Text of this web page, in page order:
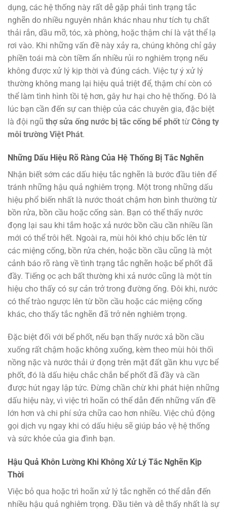
dụng, các hệ thống này rất dễ gặp phải tình trạng tắc
nghẽn do nhiều nguyên nhân khác nhau như tích tụ chất
thải rắn, dầu mỡ, tóc, xà phòng, hoặc thậm chí là vật thể lạ
rơi vào. Khi những vấn đề này xảy ra, chúng không chỉ gây
phiền toái mà còn tiềm ẩn nhiều rủi ro nghiêm trọng nếu
không được xử lý kịp thời và đúng cách. Việc tự ý xử lý
thường không mang lại hiệu quả triệt để, thậm chí còn có
thể làm tình hình tồi tệ hơn, gây hư hại cho hệ thống. Đó là
lúc bạn cần đến sự can thiệp của các chuyên gia, đặc biệt
là đội ngũ thợ sửa ống nước bị tắc cống bể phốt từ Công ty
môi trường Việt Phát.
Những Dấu Hiệu Rõ Ràng Của Hệ Thống Bị Tắc Nghẽn
Nhận biết sớm các dấu hiệu tắc nghẽn là bước đầu tiên để
tránh những hậu quả nghiêm trọng. Một trong những dấu
hiệu phổ biến nhất là nước thoát chậm hơn bình thường từ
bồn rửa, bồn cầu hoặc cống sàn. Bạn có thể thấy nước
đọng lại sau khi tắm hoặc xả nước bồn cầu cần nhiều lần
mới có thể trôi hết. Ngoài ra, mùi hôi khó chịu bốc lên từ
các miệng cống, bồn rửa chén, hoặc bồn cầu cũng là một
cảnh báo rõ ràng về tình trạng tắc nghẽn hoặc bể phốt đã
đầy. Tiếng ọc ạch bất thường khi xả nước cũng là một tín
hiệu cho thấy có sự cản trở trong đường ống. Đôi khi, nước
có thể trào ngược lên từ bồn cầu hoặc các miệng cống
khác, cho thấy tắc nghẽn đã trở nên nghiêm trọng.
Đặc biệt đối với bể phốt, nếu bạn thấy nước xả bồn cầu
xuống rất chậm hoặc không xuống, kèm theo mùi hôi thối
nồng nặc và nước thải ứ đọng trên mặt đất gần khu vực bể
phốt, đó là dấu hiệu chắc chắn bể phốt đã đầy và cần
được hút ngay lập tức. Đừng chần chừ khi phát hiện những
dấu hiệu này, vì việc trì hoãn có thể dẫn đến những vấn đề
lớn hơn và chi phí sửa chữa cao hơn nhiều. Việc chủ động
gọi dịch vụ ngay khi có dấu hiệu sẽ giúp bảo vệ hệ thống
và sức khỏe của gia đình bạn.
Hậu Quả Khôn Lường Khi Không Xử Lý Tắc Nghẽn Kịp
Thời
Việc bỏ qua hoặc trì hoãn xử lý tắc nghẽn có thể dẫn đến
nhiều hậu quả nghiêm trọng. Đầu tiên và dễ thấy nhất là sự